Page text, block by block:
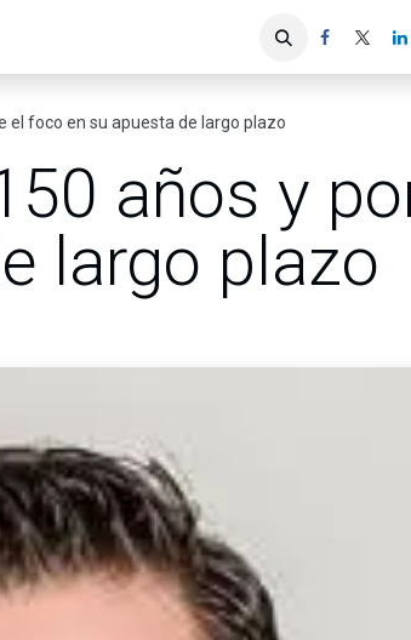
el foco en su apuesta de largo plazo
años y
largo plazo